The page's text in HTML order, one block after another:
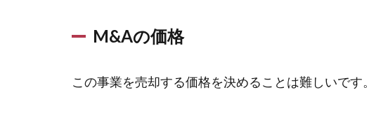
M&Aの価格
この事業を売却する価格を決めることは難しいです。